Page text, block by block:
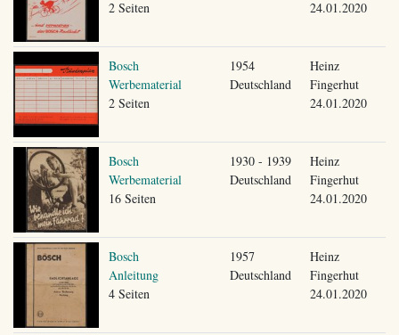
2 Seiten
24.01.2020
Bosch
Werbematerial
2 Seiten
1954
Deutschland
Heinz
Fingerhut
24.01.2020
Bosch
Werbematerial
16 Seiten
1930 - 1939
Deutschland
Heinz
Fingerhut
24.01.2020
Bosch
Anleitung
4 Seiten
1957
Deutschland
Heinz
Fingerhut
24.01.2020